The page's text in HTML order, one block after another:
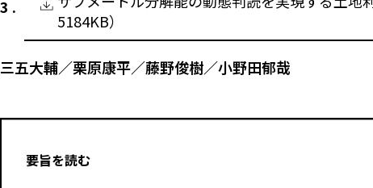
5184KB）
三五大輔／栗原康平／藤野俊樹／小野田郁哉
要旨を読む